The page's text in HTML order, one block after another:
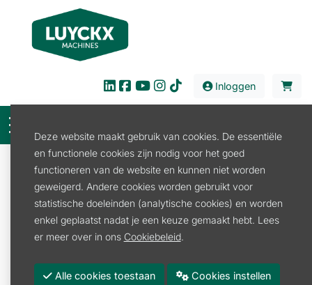
Inloggen
Stal en Weide
Afrastering
Deze website maakt gebruik van cookies. De essentiële
en functionele cookies zijn nodig voor het goed
functioneren van de website en kunnen niet worden
geweigerd. Andere cookies worden gebruikt voor
statistische doeleinden (analytische cookies) en worden
enkel geplaatst nadat je een keuze gemaakt hebt. Lees
er meer over in ons Cookiebeleid.
Alle cookies toestaan Cookies instellen